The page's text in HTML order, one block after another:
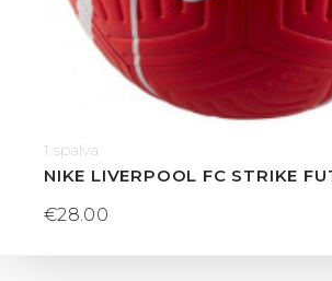
1 spalva
€28.00